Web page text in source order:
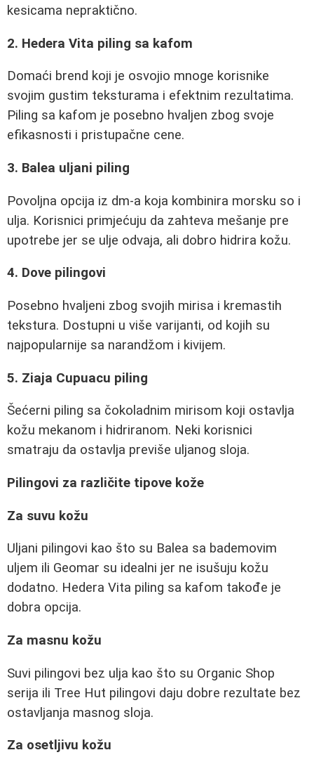
kesicama nepraktično.
2. Hedera Vita piling sa kafom
Domaći brend koji je osvojio mnoge korisnike
svojim gustim teksturama i efektnim rezultatima.
Piling sa kafom je posebno hvaljen zbog svoje
efikasnosti i pristupačne cene.
3. Balea uljani piling
Povoljna opcija iz dm-a koja kombinira morsku so i
ulja. Korisnici primjećuju da zahteva mešanje pre
upotrebe jer se ulje odvaja, ali dobro hidrira kožu.
4. Dove pilingovi
Posebno hvaljeni zbog svojih mirisa i kremastih
tekstura. Dostupni u više varijanti, od kojih su
najpopularnije sa narandžom i kivijem.
5. Ziaja Cupuacu piling
Šećerni piling sa čokoladnim mirisom koji ostavlja
kožu mekanom i hidriranom. Neki korisnici
smatraju da ostavlja previše uljanog sloja.
Pilingovi za različite tipove kože
Za suvu kožu
Uljani pilingovi kao što su Balea sa bademovim
uljem ili Geomar su idealni jer ne isušuju kožu
dodatno. Hedera Vita piling sa kafom takođe je
dobra opcija.
Za masnu kožu
Suvi pilingovi bez ulja kao što su Organic Shop
serija ili Tree Hut pilingovi daju dobre rezultate bez
ostavljanja masnog sloja.
Za osetljivu kožu